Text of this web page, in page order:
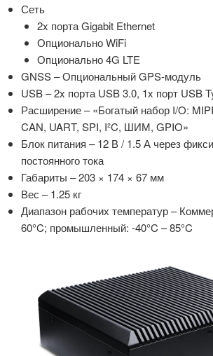
Сеть
2x порта Gigabit Ethernet
Опционально WiFi
Опционально 4G LTE
GNSS – Опциональный GPS-модуль
USB – 2x порта USB 3.0, 1x порт USB
Расширение – «Богатый набор I/O:
CAN, UART, SPI, I²C, ШИМ, GPIO»
Блок питания – 12 В / 1.5 А через
постоянного тока
Габариты – 203 × 174 × 67 мм
Вес – 1.25 кг
Диапазон рабочих температур –
60°C; промышленный: -40°C – 85°C